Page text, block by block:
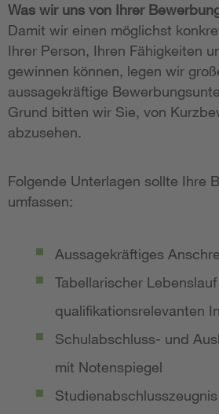
Was wir uns von Ihrer
Damit wir einen möglichst
Ihrer Person, Ihren Fähigkeiten
gewinnen können, legen wir
aussagekräftige
Grund bitten wir Sie, von
abzusehen.
Folgende Unterlagen sollte Ihre
umfassen:
Aussagekräftiges
Tabellarischer
qualifikationsrelevanten
Schulabschluss- und
mit Notenspiegel